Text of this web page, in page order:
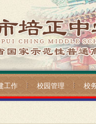
工作 校园管理 校